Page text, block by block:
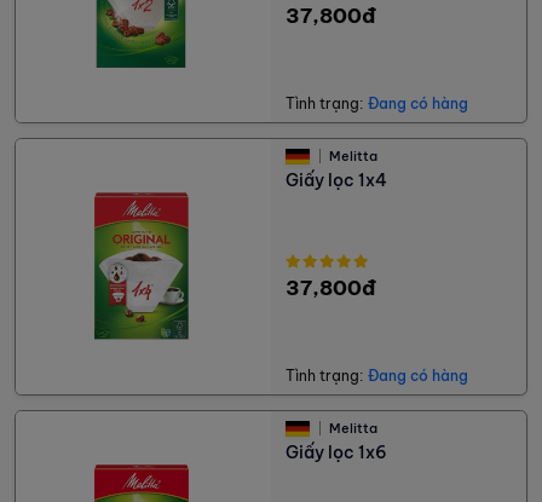
37,800đ
Tình trạng: Đang có hàng
Melitta
Giấy lọc 1x4
37,800đ
Tình trạng: Đang có hàng
Melitta
Giấy lọc 1x6